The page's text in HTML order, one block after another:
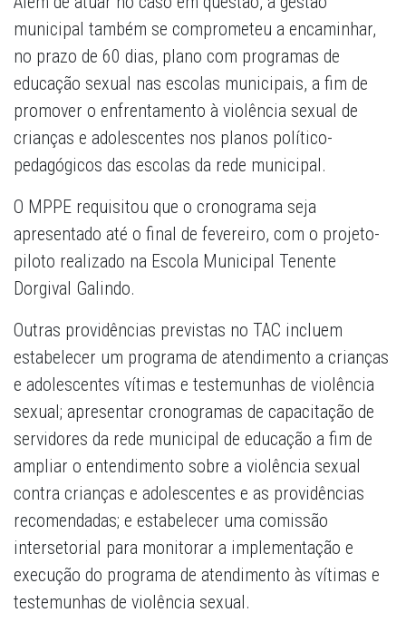
municipal também se comprometeu a encaminhar,
no prazo de 60 dias, plano com programas de
educação sexual nas escolas municipais, a fim de
promover o enfrentamento à violência sexual de
crianças e adolescentes nos planos político-
pedagógicos das escolas da rede municipal.
O MPPE requisitou que o cronograma seja
apresentado até o final de fevereiro, com o projeto-
piloto realizado na Escola Municipal Tenente
Dorgival Galindo.
Outras providências previstas no TAC incluem
estabelecer um programa de atendimento a crianças
e adolescentes vítimas e testemunhas de violência
sexual; apresentar cronogramas de capacitação de
servidores da rede municipal de educação a fim de
ampliar o entendimento sobre a violência sexual
contra crianças e adolescentes e as providências
recomendadas; e estabelecer uma comissão
intersetorial para monitorar a implementação e
execução do programa de atendimento às vítimas e
testemunhas de violência sexual.